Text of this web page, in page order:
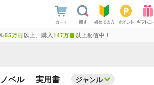
55万冊以上、購入 147万冊以上配信中！
ノベル 実用書 ジャンル